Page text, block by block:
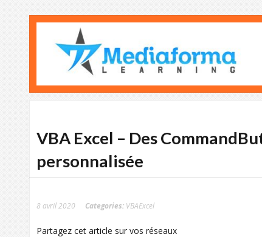
VBA Excel – Des
personnalisée
8 avril 2020 Categories: VBAExcel
Partagez cet article sur vos réseaux